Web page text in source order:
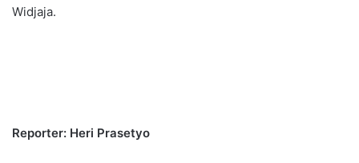
Widjaja.
Reporter: Heri Prasetyo